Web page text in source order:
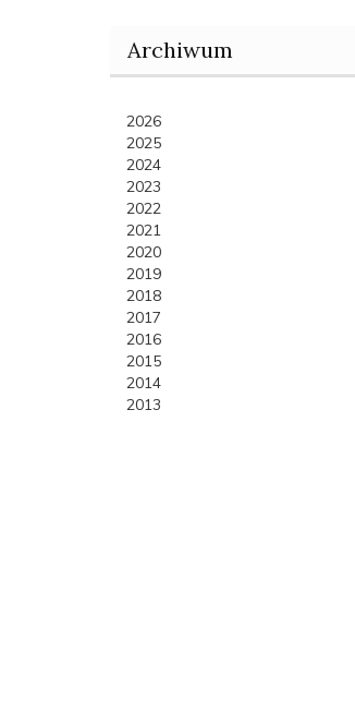
Archiwum
2026
2025
2024
2023
2022
2021
2020
2019
2018
2017
2016
2015
2014
2013